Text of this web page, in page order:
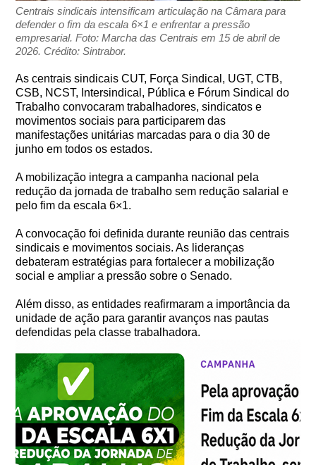
Centrais sindicais intensificam articulação na Câmara para
defender o fim da escala 6×1 e enfrentar a pressão
empresarial. Foto: Marcha das Centrais em 15 de abril de
2026. Crédito: Sintrabor.
As centrais sindicais CUT, Força Sindical, UGT, CTB,
CSB, NCST, Intersindical, Pública e Fórum Sindical do
Trabalho convocaram trabalhadores, sindicatos e
movimentos sociais para participarem das
manifestações unitárias marcadas para o dia 30 de
junho em todos os estados.
A mobilização integra a campanha nacional pela
redução da jornada de trabalho sem redução salarial e
pelo fim da escala 6×1.
A convocação foi definida durante reunião das centrais
sindicais e movimentos sociais. As lideranças
debateram estratégias para fortalecer a mobilização
social e ampliar a pressão sobre o Senado.
Além disso, as entidades reafirmaram a importância da
unidade de ação para garantir avanços nas pautas
defendidas pela classe trabalhadora.